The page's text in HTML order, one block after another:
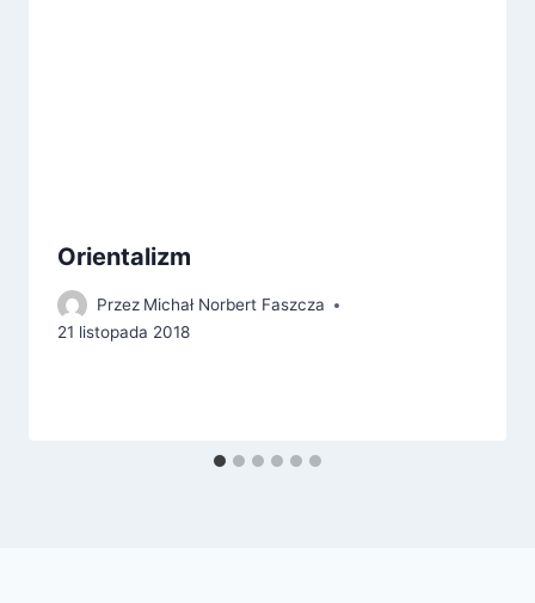
Orientalizm
Przez Michał Norbert Faszcza
21 listopada 2018